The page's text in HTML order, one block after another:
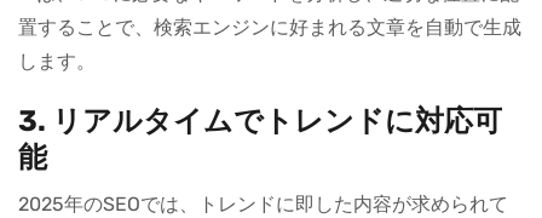
置することで、検索エンジンに好まれる文章を自動で生成
します。
3. リアルタイムでトレンドに対応可
能
2025年のSEOでは、トレンドに即した内容が求められて